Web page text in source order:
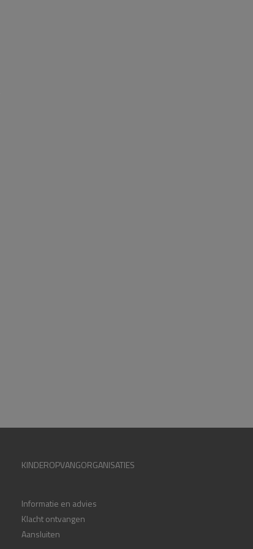
KINDEROPVANGORGANISATIES
Informatie en advies
Klacht ontvangen
Aansluiten